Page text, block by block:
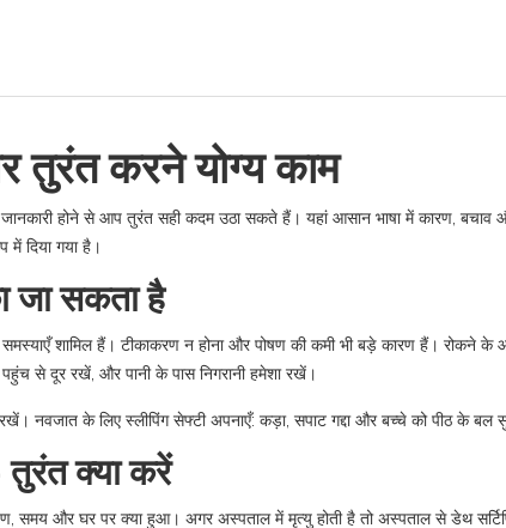
तुरंत करने योग्य काम
होने से आप तुरंत सही कदम उठा सकते हैं। यहां आसान भाषा में कारण,
दिया गया है।
जा सकता है
शामिल हैं। टीकाकरण न होना और पोषण की कमी भी बड़े कारण हैं। रोकने के
से दूर रखें, और पानी के पास निगरानी हमेशा रखें।
नवजात के लिए स्लीपिंग सेफ्टी अपनाएँ: कड़ा, सपाट गद्दा और बच्चे को पीठ के बल
क्या करें
समय और घर पर क्या हुआ। अगर अस्पताल में मृत्यु होती है तो अस्पताल से डेथ